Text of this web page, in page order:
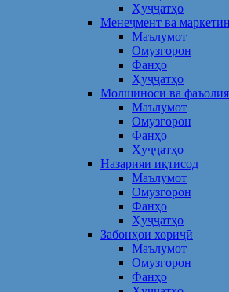
Ҳуҷҷатҳо
Менеҷмент ва
Маълумот
Омузгорон
Фанҳо
Ҳуҷҷатҳо
Молшиносӣ ва
Маълумот
Омузгорон
Фанҳо
Ҳуҷҷатҳо
Назарияи иқтисод
Маълумот
Омузгорон
Фанҳо
Ҳуҷҷатҳо
Забонҳои хориҷӣ
Маълумот
Омузгорон
Фанҳо